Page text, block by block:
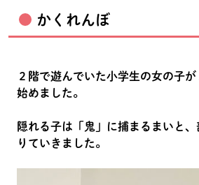
かくれんぼ
２階で遊んでいた小学生の女の子
始めました。
隠れる子は「鬼」に捕まるまいと
りていきました。